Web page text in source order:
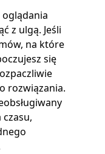
oglądania
z ulgą. Jeśli
na które
się
rozwiązania.